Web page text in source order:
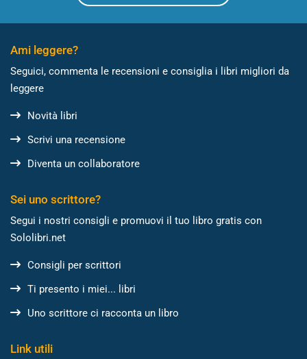
Ami leggere?
Seguici, commenta le recensioni e consiglia i libri migliori da
leggere
Novità libri
Scrivi una recensione
Diventa un collaboratore
Sei uno scrittore?
Segui i nostri consigli e promuovi il tuo libro gratis con
Sololibri.net
Consigli per scrittori
Ti presento i miei... libri
Uno scrittore ci racconta un libro
Link utili